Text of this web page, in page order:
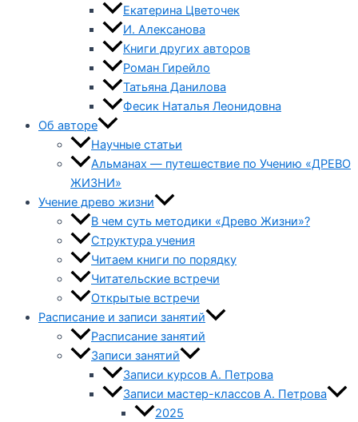
Екатерина Цветочек
И. Алексанова
Книги других авторов
Роман Гирейло
Татьяна Данилова
Фесик Наталья Леонидовна
Об авторе
Научные статьи
Альманах — путешествие по Учению «ДРЕВО
ЖИЗНИ»
Учение древо жизни
В чем суть методики «Древо Жизни»?
Структура учения
Читаем книги по порядку
Читательские встречи
Открытые встречи
Расписание и записи занятий
Расписание занятий
Записи занятий
Записи курсов А. Петрова
Записи мастер-классов А. Петрова
2025